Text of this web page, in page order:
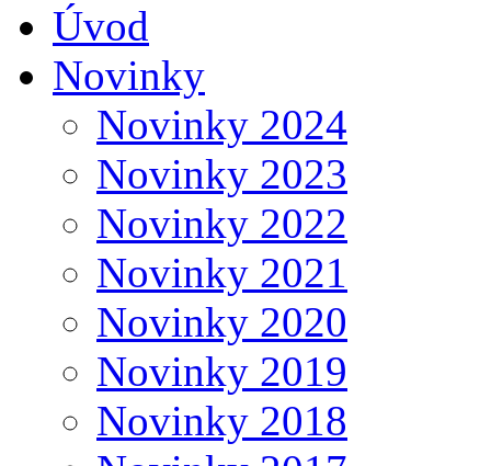
Úvod
Novinky
Novinky 2024
Novinky 2023
Novinky 2022
Novinky 2021
Novinky 2020
Novinky 2019
Novinky 2018